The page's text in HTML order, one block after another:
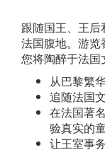
跟随国王、王
法国腹地。游览
您将陶醉于法国
从巴黎繁
追随法国
在法国著
验真实的
让王室事